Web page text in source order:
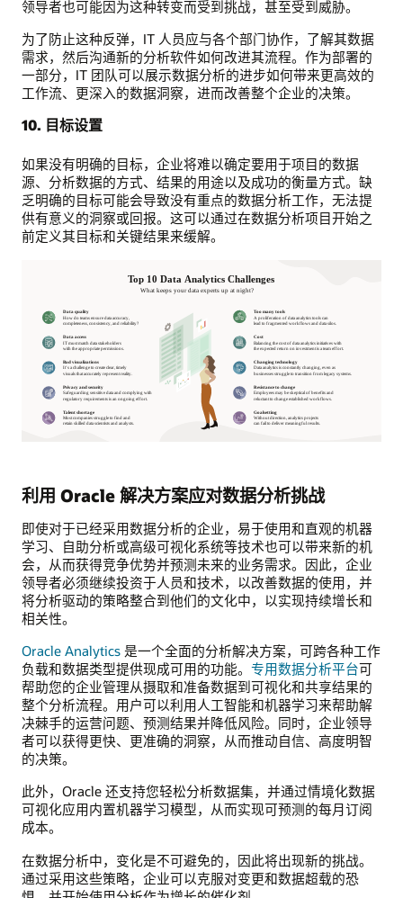
领导者也可能因为这种转变而受到挑战，甚至受到威胁。
为了防止这种反弹，IT 人员应与各个部门协作，了解其数据
需求，然后沟通新的分析软件如何改进其流程。作为部署的
一部分，IT 团队可以展示数据分析的进步如何带来更高效的
工作流、更深入的数据洞察，进而改善整个企业的决策。
10. 目标设置
如果没有明确的目标，企业将难以确定要用于项目的数据
源、分析数据的方式、结果的用途以及成功的衡量方式。缺
乏明确的目标可能会导致没有重点的数据分析工作，无法提
供有意义的洞察或回报。这可以通过在数据分析项目开始之
前定义其目标和关键结果来缓解。
利用 Oracle 解决方案应对数据分析挑战
即使对于已经采用数据分析的企业，易于使用和直观的机器
学习、自助分析或高级可视化系统等技术也可以带来新的机
会，从而获得竞争优势并预测未来的业务需求。因此，企业
领导者必须继续投资于人员和技术，以改善数据的使用，并
将分析驱动的策略整合到他们的文化中，以实现持续增长和
相关性。
Oracle Analytics 是一个全面的分析解决方案，可跨各种工作
负载和数据类型提供现成可用的功能。 专用数据分析平台可
帮助您的企业管理从摄取和准备数据到可视化和共享结果的
整个分析流程。用户可以利用人工智能和机器学习来帮助解
决棘手的运营问题、预测结果并降低风险。同时，企业领导
者可以获得更快、更准确的洞察，从而推动自信、高度明智
的决策。
此外，Oracle 还支持您轻松分析数据集，并通过情境化数据
可视化应用内置机器学习模型，从而实现可预测的每月订阅
成本。
在数据分析中，变化是不可避免的，因此将出现新的挑战。
通过采用这些策略，企业可以克服对变更和数据超载的恐